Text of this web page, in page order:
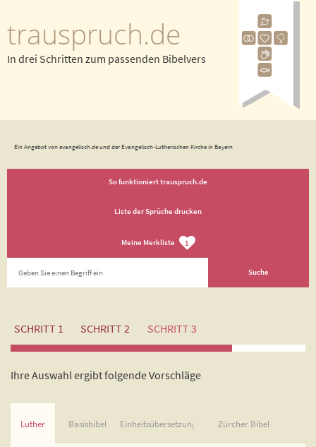
trauspruch.de
In drei Schritten zum passenden Bibelvers
Ein Angebot von evangelisch.de und der Evangelisch-Lutherischen Kirche in Bayern
So funktioniert trauspruch.de
Liste der Sprüche drucken
Meine Merkliste 1
SCHRITT 1 SCHRITT 2 SCHRITT 3
Ihre Auswahl ergibt folgende Vorschläge
Luther Basisbibel Einheitsübersetzung Zürcher Bibel